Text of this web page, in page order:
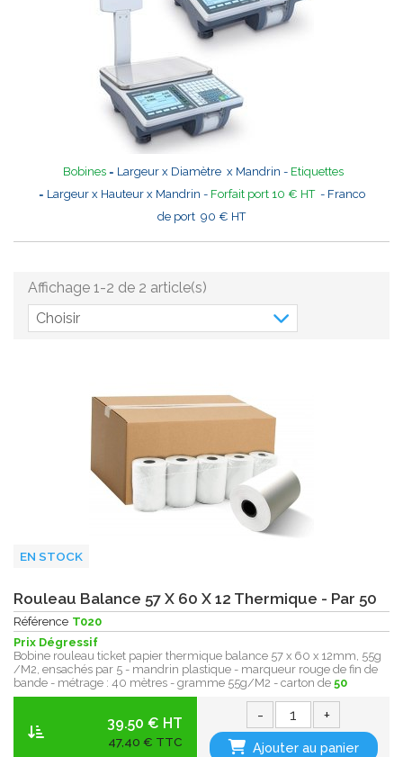
Bobines = Largeur x Diamètre x Mandrin - Etiquettes
= Largeur x Hauteur x Mandrin - Forfait port 10 € HT- Franco
de port 90 € HT
Choisir
Affichage 1-2 de 2 article(s)
EN STOCK
Rouleau Balance 57 X 60 X 12 Thermique - Par 50
Référence T020
Prix Dégressif
Bobine rouleau ticket papier thermique balance 57 x 60 x 12mm, 55g
/M2, ensachés par 5 - mandrin plastique - marqueur rouge de fin de
bande - métrage : 40 mètres - gramme 55g/M2 - carton de 50
39.50 € HT
47,40 € TTC
- +
Ajouter au panier